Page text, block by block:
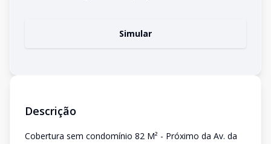
Simular
Descrição
Cobertura sem condomínio 82 M² - Próximo da Av. da